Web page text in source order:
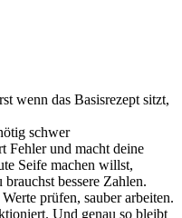
wenn das Basisrezept sitzt,
schwer
Fehler und macht deine
Seife machen willst,
bessere Zahlen.
prüfen, sauber arbeiten.
Und genau so bleibt